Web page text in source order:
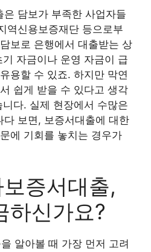
담보가 부족한 사업자들
역신용보증재단 등으로부
보로 은행에서 대출받는 상
자금이나 운영 자금이 급
용할 수 있죠. 하지만 막연
쉽게 받을 수 있다고 생각
다. 실제 현장에서 수많은
다 보면, 보증서대출에 대한
에 기회를 놓치는 경우가
증서대출,
하신가요?
알아볼 때 가장 먼저 고려